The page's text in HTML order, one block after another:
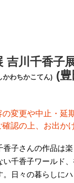
吉川千香子
かわちかこてん) (
変更や中止・延
認の上、お出か
子さんの作品は
千香子ワールド
日々の暮らしに